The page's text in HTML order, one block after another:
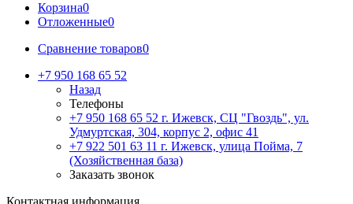
Корзина0
Отложенные0
Сравнение товаров0
+7 950 168 65 52
Назад
Телефоны
+7 950 168 65 52 г. Ижевск, СЦ "Гвоздь", ул.
Удмуртская, 304, корпус 2, офис 41
+7 922 501 63 11 г. Ижевск, улица Пойма, 7
(Хозяйственная база)
Заказать звонок
Контактная информация